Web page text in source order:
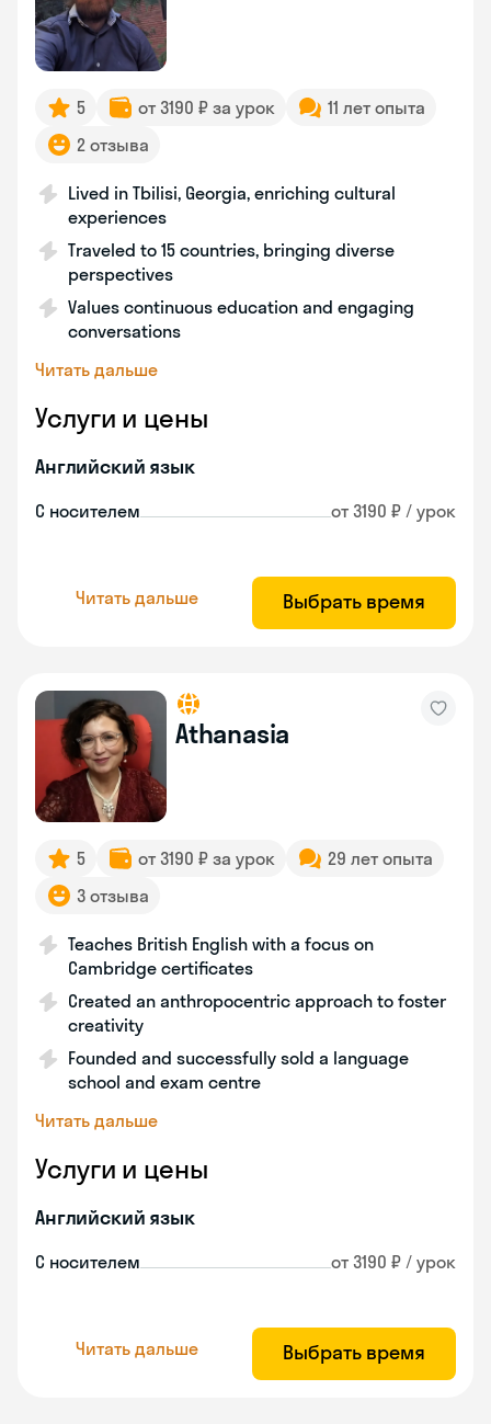
5 от 3190 ₽ за урок
11 лет опыта
2 отзыва
Lived in Tbilisi, Georgia, enriching cultural
experiences
Traveled to 15 countries, bringing diverse
perspectives
Values continuous education and engaging
conversations
Читать дальше
Услуги и цены
Английский язык
С носителем от 3190 ₽ / урок
Читать дальше Выбрать время
Athanasia
5 от 3190 ₽ за урок
29 лет опыта
3 отзыва
Teaches British English with a focus on
Cambridge certificates
Created an anthropocentric approach to foster
creativity
Founded and successfully sold a language
school and exam centre
Читать дальше
Услуги и цены
Английский язык
С носителем от 3190 ₽ / урок
Читать дальше Выбрать время